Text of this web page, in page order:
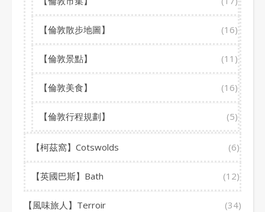
【倫敦散步地圖】 (16)
【倫敦景點】 (11)
【倫敦美食】 (16)
【倫敦行程規劃】 (5)
【柯茲窩】Cotswolds (6)
【英國巴斯】Bath (12)
【風味旅人】Terroir (34)